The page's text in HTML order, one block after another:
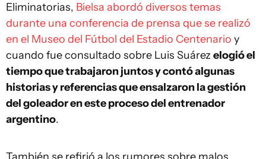
Eliminatorias, Bielsa abordó diversos temas
durante una conferencia de prensa que se realizó
en el Museo del Fútbol del Estadio Centenario y
cuando fue consultado sobre Luis Suárez elogió el
tiempo que trabajaron juntos y contó algunas
historias y referencias que ensalzaron la gestión
del goleador en este proceso del entrenador
argentino.